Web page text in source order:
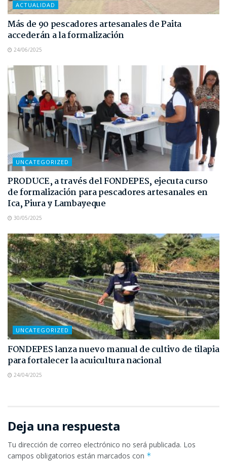
ACTUALIDAD
Más de 90 pescadores artesanales de Paita
accederán a la formalización
24/06/2025
UNCATEGORIZED
PRODUCE, a través del FONDEPES, ejecuta curso
de formalización para pescadores artesanales en
Ica, Piura y Lambayeque
30/05/2025
UNCATEGORIZED
FONDEPES lanza nuevo manual de cultivo de tilapia
para fortalecer la acuicultura nacional
24/04/2025
Deja una respuesta
Tu dirección de correo electrónico no será publicada. Los
campos obligatorios están marcados con *